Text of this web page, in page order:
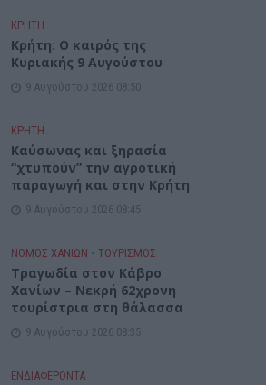
ΚΡΗΤΗ
Κρήτη: Ο καιρός της
Κυριακής 9 Αυγούστου
9 Αυγούστου 2026 08:50
ΚΡΗΤΗ
Καύσωνας και ξηρασία
“χτυπούν” την αγροτική
παραγωγή και στην Κρήτη
9 Αυγούστου 2026 08:45
ΝΟΜΌΣ ΧΑΝΊΩΝ • ΤΟΥΡΙΣΜΟΣ
Τραγωδία στον Κάβρο
Χανίων – Νεκρή 62χρονη
τουρίστρια στη θάλασσα
9 Αυγούστου 2026 08:35
ΕΝΔΙΑΦΕΡΟΝΤΑ